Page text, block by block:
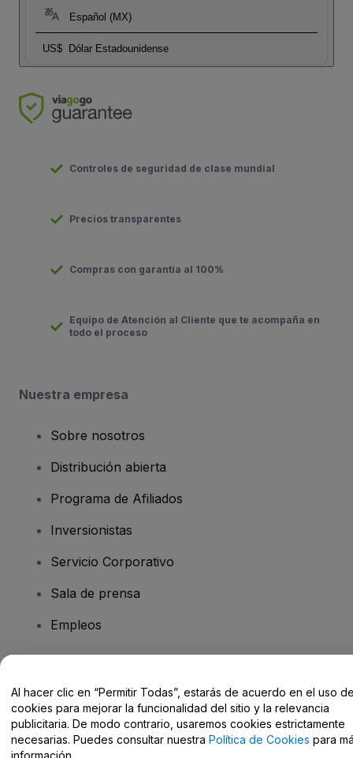
Español (MX)
US$ Dólar Estadounidense
Controles de seguridad de clase mundial
Precios transparentes
Compras con garantía al 100%
Equipo de Atención al Cliente que te acompaña en
todo el proceso
Nuestra empresa
Sobre nosotros
Distribución abierta
Programa de Afiliados
Inversionistas
Servicio Corporativo
Sala de prensa
Empleos
Centro de Ayuda / Contacto
Al hacer clic en “Permitir Todas”, estarás de acuerdo en el uso
cookies para mejorar la funcionalidad del sitio y la relevancia
publicitaria. De modo contrario, usaremos cookies estrictamente
necesarias. Puedes consultar nuestra Política de Cookies para
información.